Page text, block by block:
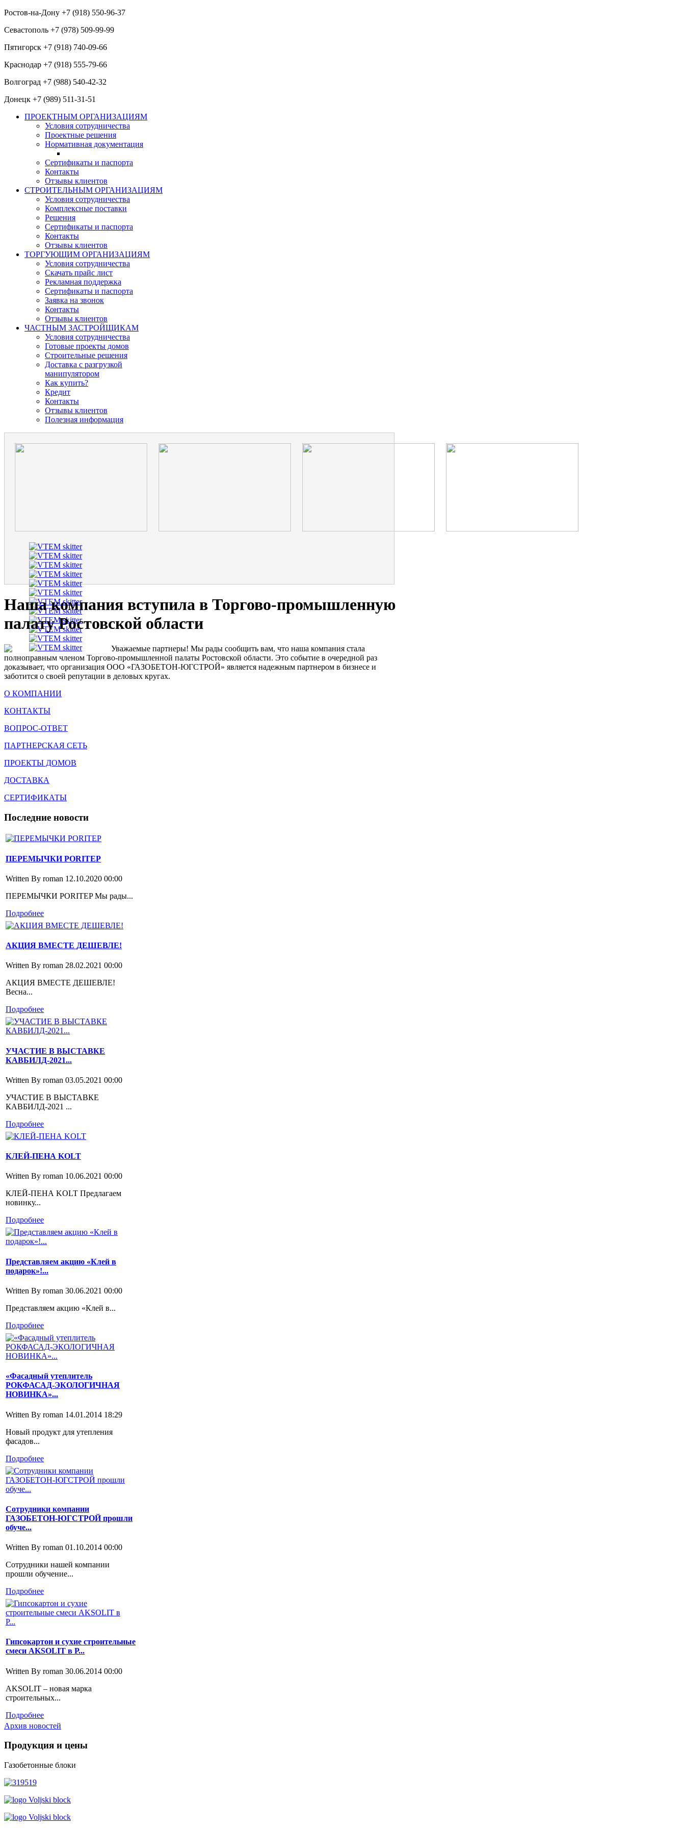
Ростов-на-Дону +7 (918) 550-96-37
Севастополь +7 (978) 509-99-99
Пятигорск +7 (918) 740-09-66
Краснодар +7 (918) 555-79-66
Волгоград +7 (988) 540-42-32
Донецк +7 (989) 511-31-51
ПРОЕКТНЫМ ОРГАНИЗАЦИЯМ
Условия сотрудничества
Проектные решения
Нормативная документация
Сертификаты и паспорта
Контакты
Отзывы клиентов
СТРОИТЕЛЬНЫМ ОРГАНИЗАЦИЯМ
Условия сотрудничества
Комплексные поставки
Решения
Сертификаты и паспорта
Контакты
Отзывы клиентов
ТОРГУЮЩИМ ОРГАНИЗАЦИЯМ
Условия сотрудничества
Скачать прайс лист
Рекламная поддержка
Сертификаты и паспорта
Заявка на звонок
Контакты
Отзывы клиентов
ЧАСТНЫМ ЗАСТРОЙЩИКАМ
Условия сотрудничества
Готовые проекты домов
Строительные решения
Доставка с разгрузкой
манипулятором
Как купить?
Кредит
Контакты
Отзывы клиентов
Полезная информация
Наша компания вступила в Торгово-промышленную
палату Ростовской области
Уважаемые партнеры! Мы рады сообщить вам, что наша компания стала
полноправным членом Торгово-промышленной палаты Ростовской области. Это событие в очередной раз
доказывает, что организация ООО «ГАЗОБЕТОН-ЮГСТРОЙ» является надежным партнером в бизнесе и
заботится о своей репутации в деловых кругах.
О КОМПАНИИ
КОНТАКТЫ
ВОПРОС-ОТВЕТ
ПАРТНЕРСКАЯ СЕТЬ
ПРОЕКТЫ ДОМОВ
ДОСТАВКА
СЕРТИФИКАТЫ
Последние новости
ПЕРЕМЫЧКИ PORITEP
Written By roman 12.10.2020 00:00
ПЕРЕМЫЧКИ PORITEP Мы рады...
Подробнее
АКЦИЯ ВМЕСТЕ ДЕШЕВЛЕ!
Written By roman 28.02.2021 00:00
АКЦИЯ ВМЕСТЕ ДЕШЕВЛЕ!
Весна...
Подробнее
УЧАСТИЕ В ВЫСТАВКЕ
КАВБИЛД-2021...
Written By roman 03.05.2021 00:00
УЧАСТИЕ В ВЫСТАВКЕ
КАВБИЛД-2021 ...
Подробнее
КЛЕЙ-ПЕНА KOLT
Written By roman 10.06.2021 00:00
КЛЕЙ-ПЕНА KOLT Предлагаем
новинку...
Подробнее
Представляем акцию «Клей в
подарок»!...
Written By roman 30.06.2021 00:00
Представляем акцию «Клей в...
Подробнее
«Фасадный утеплитель
РОКФАСАД-ЭКОЛОГИЧНАЯ
НОВИНКА»...
Written By roman 14.01.2014 18:29
Новый продукт для утепления
фасадов...
Подробнее
Сотрудники компании
ГАЗОБЕТОН-ЮГСТРОЙ прошли
обуче...
Written By roman 01.10.2014 00:00
Сотрудники нашей компании
прошли обучение...
Подробнее
Гипсокартон и сухие строительные
смеси AKSOLIT в Р...
Written By roman 30.06.2014 00:00
AKSOLIT – новая марка
строительных...
Подробнее
Архив новостей
Продукция и цены
Газобетонные блоки